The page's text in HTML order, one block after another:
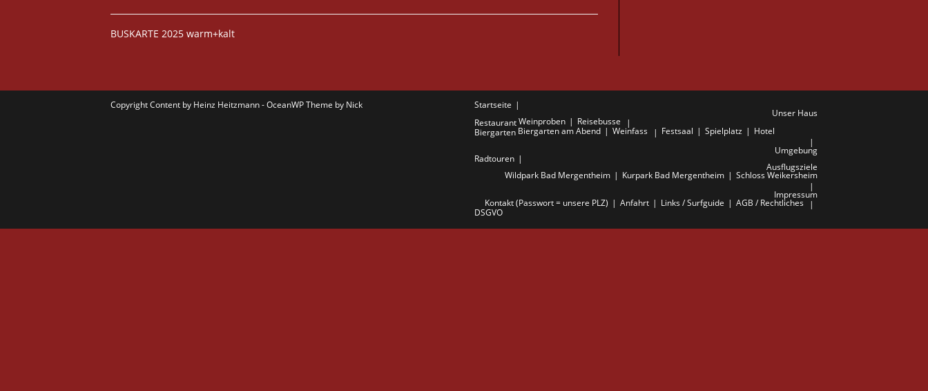
BUSKARTE 2025 warm+kalt
Startseite
Unser Haus
RestaurantWeinproben
Reisebusse
Biergarten Biergarten am Abend Weinfass Festsaal Spielplatz
Hotel
Umgebung
Radtouren
Ausflugsziele
Wildpark Bad Mergentheim Kurpark Bad Mergentheim
Schloss Weikersheim
Impressum
Kontakt (Passwort = unsere PLZ) Anfahrt Links / Surfguide
AGB / Rechtliches
DSGVO
Copyright Content by Heinz Heitzmann - OceanWP Theme by Nick